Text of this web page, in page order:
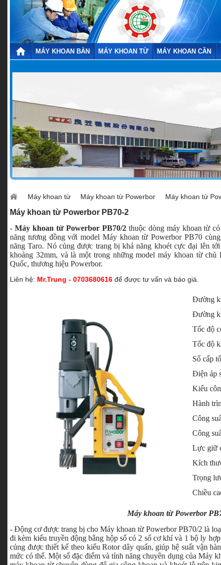
MÁY KHOAN BÀN MÁY KHOAN TỪ MÁY KHOAN CẦN
Máy khoan từ Máy khoan từ Powerbor Máy khoan từ
Máy khoan từ Powerbor PB70-2
- Máy khoan từ Powerbor PB70/2thuộc dòng máy khoan từ
năng tương đồng với model Máy khoan từ Powerbor PB70
năng Taro. Nó củng được trang bị khả năng khoét cực đại lên
khoảng 32mm, và là một trong những model máy khoan từ
Quốc, thương hiệu Powerbor.
Liên hệ: Mr.Trung - 0703680616 để được tư vấn và báo giá.
Đường
Đường
Tốc độ
Tốc độ
Số cấp
Điện áp
Kiểu
Hành
Công
Công
Lực giữ
Kích
Trọng
Chiều
Máy khoan từ Powerbor
- Động cơ được trang bị cho Máy khoan từ Powerbor PB70/2 là
đi kèm kiểu truyền động bằng hộp số có 2 số cơ khí và 1 bộ ly
củng được thiết kế theo kiểu Rotor dây quấn, giúp hệ suất vận
mức có thể. Một số đặc điểm và tính năng chuyên dụng của Máy